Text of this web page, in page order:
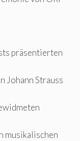
präsentierten
Johann Strauss
musikalischen